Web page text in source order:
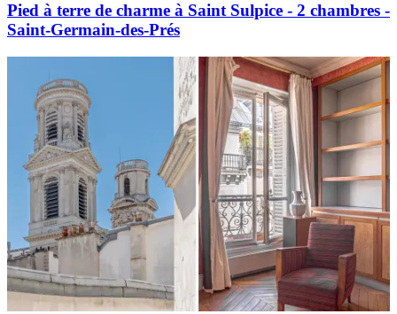
Pied à terre de charme à Saint Sulpice - 2 chambres -
Saint-Germain-des-Prés